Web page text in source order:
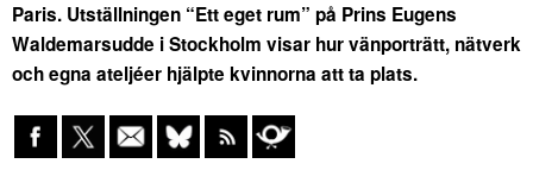
Paris. Utställningen “Ett eget rum” på Prins Eugens
Waldemarsudde i Stockholm visar hur vänporträtt, nätverk
och egna ateljéer hjälpte kvinnorna att ta plats.